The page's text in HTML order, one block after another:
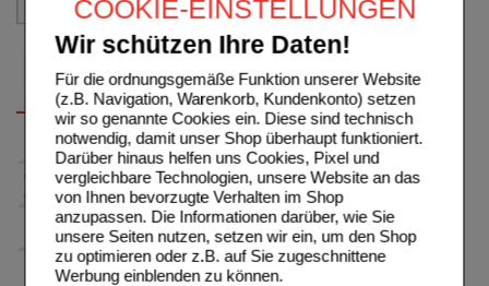
COOKIE-EINSTELLUNGEN
Wir schützen Ihre Daten!
Für die ordnungsgemäße Funktion unserer Website
(z.B. Navigation, Warenkorb, Kundenkonto) setzen
wir so genannte Cookies ein. Diese sind technisch
notwendig, damit unser Shop überhaupt funktioniert.
Darüber hinaus helfen uns Cookies, Pixel und
vergleichbare Technologien, unsere Website an das
von Ihnen bevorzugte Verhalten im Shop
anzupassen. Die Informationen darüber, wie Sie
unsere Seiten nutzen, setzen wir ein, um den Shop
zu optimieren oder z.B. auf Sie zugeschnittene
Werbung einblenden zu können.